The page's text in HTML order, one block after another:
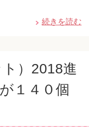
続きを読む
）2018進
１４０個